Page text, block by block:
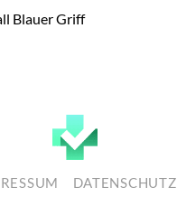
Blauer Griff
DATENSCHUTZ